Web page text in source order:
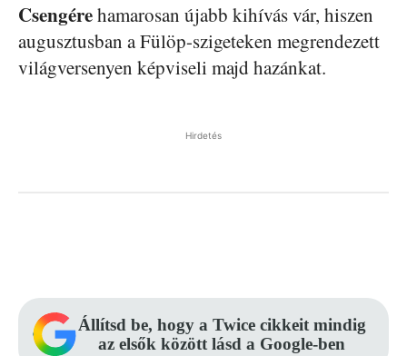
Csengérehamarosan újabb kihívás vár, hiszen
augusztusban a Fülöp-szigeteken megrendezett
világversenyen képviseli majd hazánkat.
Hirdetés
Állítsd be, hogy a Twice cikkeit mindig
az elsők között lásd a Google-ben